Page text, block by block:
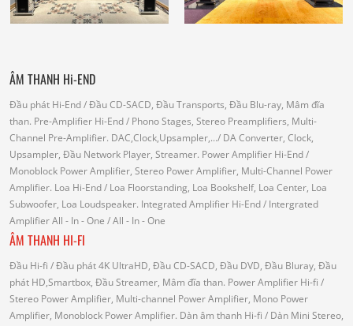
ÂM THANH Hi-END
Đầu phát Hi-End/ Đầu CD-SACD, Đầu Transports, Đầu Blu-ray, Mâm đĩa
than. Pre-Amplifier Hi-End/ Phono Stages, Stereo Preamplifiers, Multi-
Channel Pre-Amplifier. DAC,Clock,Upsampler,.../ DA Converter, Clock,
Upsampler, Đầu Network Player, Streamer. Power Amplifier Hi-End/
Monoblock Power Amplifier, Stereo Power Amplifier, Multi-Channel Power
Amplifier. Loa Hi-End/ Loa Floorstanding, Loa Bookshelf, Loa Center, Loa
Subwoofer, Loa Loudspeaker. Integrated Amplifier Hi-End/ Intergrated
AmplifierAll - In - One / All - In - One
ÂM THANH HI-FI
Đầu Hi-fi / Đầu phát 4K UltraHD, Đầu CD-SACD, Đầu DVD, Đầu Bluray, Đầu
phát HD,Smartbox, Đầu Streamer, Mâm đĩa than. Power Amplifier Hi-fi /
Stereo Power Amplifier, Multi-channel Power Amplifier, Mono Power
Amplifier, Monoblock Power Amplifier. Dàn âm thanh Hi-fi / Dàn Mini Stereo,